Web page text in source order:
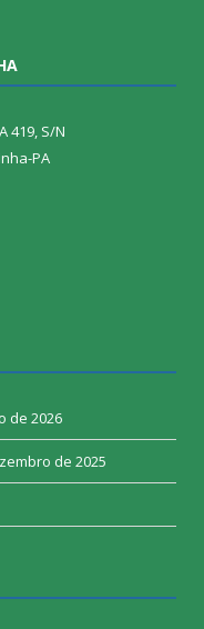
419, S/N
PA
de 2026
de 2025